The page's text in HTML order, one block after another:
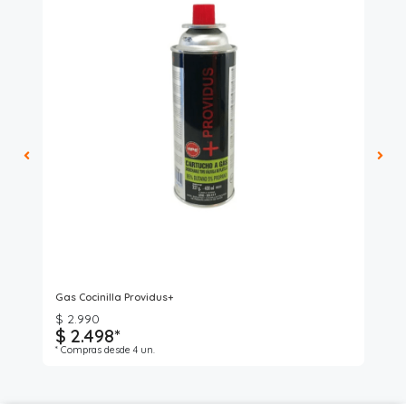
Gas Cocinilla Providus+
$ 2.990
$ 2.498*
* Compras desde 4 un.